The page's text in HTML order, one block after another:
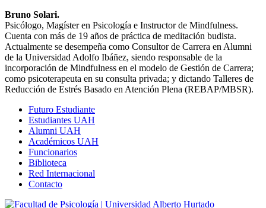
Bruno Solari.
Psicólogo, Magíster en Psicología e Instructor de Mindfulness.
Cuenta con más de 19 años de práctica de meditación budista.
Actualmente se desempeña como Consultor de Carrera en Alumni
de la Universidad Adolfo Ibáñez, siendo responsable de la
incorporación de Mindfulness en el modelo de Gestión de Carrera;
como psicoterapeuta en su consulta privada; y dictando Talleres de
Reducción de Estrés Basado en Atención Plena (REBAP/MBSR).
Futuro Estudiante
Estudiantes UAH
Alumni UAH
Académicos UAH
Funcionarios
Biblioteca
Red Internacional
Contacto